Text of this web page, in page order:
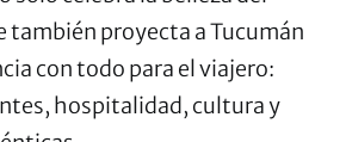
también proyecta a Tucumán
con todo para el viajero:
hospitalidad, cultura y